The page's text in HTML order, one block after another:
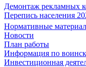
Демонтаж рекламных
Перепись населения
Нормативные
Новости
План работы
Информация по
Инвестиционная